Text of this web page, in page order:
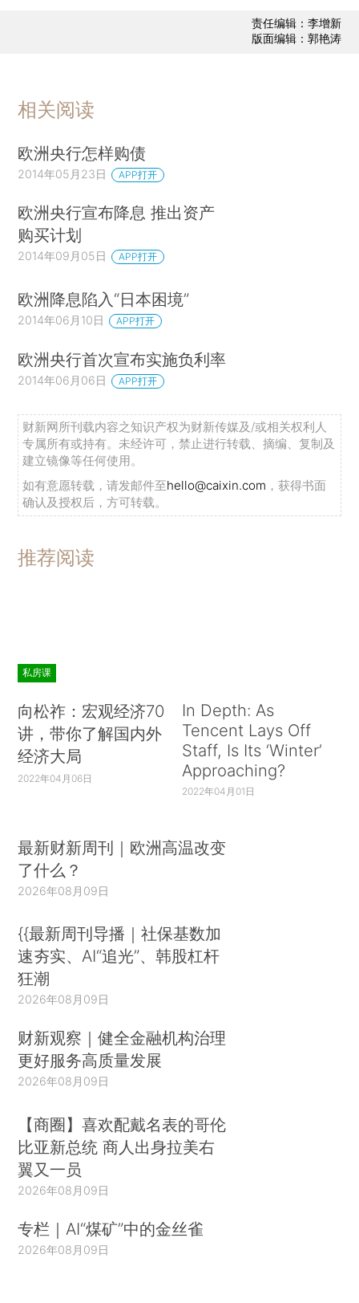
责任编辑：李增新
版面编辑：郭艳涛
相关阅读
欧洲央行怎样购债
2014年05月23日 APP打开
欧洲央行宣布降息 推出资产
购买计划
2014年09月05日 APP打开
欧洲降息陷入“日本困境”
2014年06月10日 APP打开
欧洲央行首次宣布实施负利率
2014年06月06日 APP打开
财新网所刊载内容之知识产权为财新传媒及/或相关权利人
专属所有或持有。未经许可，禁止进行转载、摘编、复制及
建立镜像等任何使用。
如有意愿转载，请发邮件至hello@caixin.com ，获得书面
确认及授权后，方可转载。
推荐阅读
私房课
向松祚：宏观经济70
讲，带你了解国内外
经济大局
2022年04月06日
In Depth: As
Tencent Lays Off
Staff, Is Its ‘Winter’
Approaching?
2022年04月01日
最新财新周刊｜欧洲高温改变
了什么？
2026年08月09日
{{最新周刊导播｜社保基数加
速夯实、AI“追光”、韩股杠杆
狂潮
2026年08月09日
财新观察｜健全金融机构治理
更好服务高质量发展
2026年08月09日
【商圈】喜欢配戴名表的哥伦
比亚新总统 商人出身拉美右
翼又一员
2026年08月09日
专栏｜AI“煤矿”中的金丝雀
2026年08月09日